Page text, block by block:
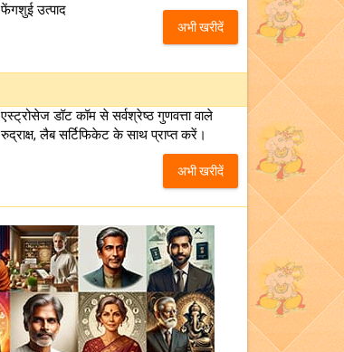
फेंगशुई उत्पाद
अभी खरीदें
एस्ट्रोसेज डॉट कॉम से सर्वश्रेष्ठ गुणवत्ता वाले
रुद्राक्ष, लैब सर्टिफिकेट के साथ प्राप्त करें।
अभी खरीदें